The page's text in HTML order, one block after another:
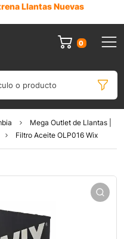
Llantas Nuevas
0
o producto
Mega Outlet de Llantas |
Filtro Aceite OLP016 Wix